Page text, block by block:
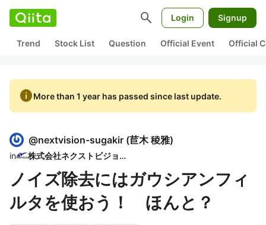
search Login Signup
Trend Stock List Question Official Event Official
infoMore than 1 year has passed since last update.
@nextvision-sugakir (苣木 稜雅)
in 株式会社ネクストビジョン
ノイズ除去にはガウシアンフィ
ルタを使おう！ ほんと？